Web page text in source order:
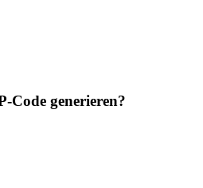
generieren?